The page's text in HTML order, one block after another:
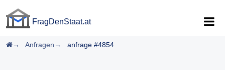
FragDenStaat.at
Startseite
Anfragen anfrage #4854